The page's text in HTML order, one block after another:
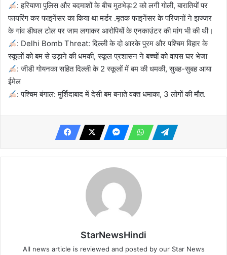
: हरियाणा पुलिस और बदमाशों के बीच मुठभेड़:2 को लगी गोली, बारातियों पर
फायरिंग कर फाइनेंसर का किया था मर्डर .मृतक फाइनेंसर के परिजनों ने झज्जर
के गांव डीघल टोल पर जाम लगाकर आरोपियों के एनकाउंटर की मांग भी की थी।
: Delhi Bomb Threat: दिल्ली के दो आरके पुरम और पश्चिम विहार के
स्कूलों को बम से उड़ाने की धमकी, स्कूल प्रशासन ने बच्चों को वापस घर भेजा
: जीडी गोयनका सहित दिल्ली के 2 स्कूलों में बम की धमकी, सुबह-सुबह आया
ईमेल
: पश्चिम बंगाल: मुर्शिदाबाद में देसी बम बनाते वक्त धमाका, 3 लोगों की मौत.
StarNewsHindi
All news article is reviewed and posted by our Star News